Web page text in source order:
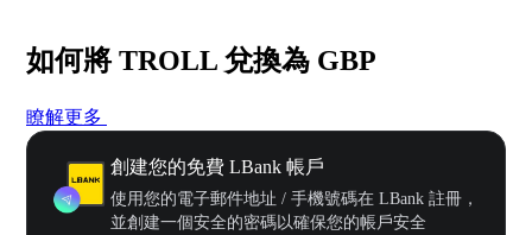
如何將 TROLL 兌換為 GBP
瞭解更多
創建您的免費 LBank 帳戶
使用您的電子郵件地址 / 手機號碼在 LBank 註冊，
並創建一個安全的密碼以確保您的帳戶安全